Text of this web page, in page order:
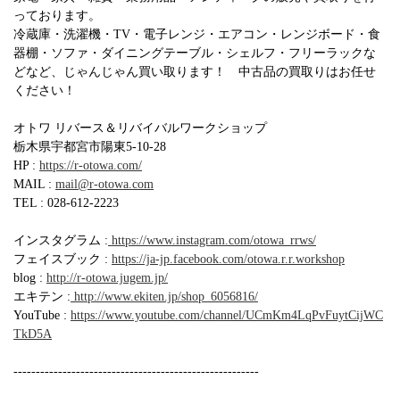
っております。
冷蔵庫・洗濯機・TV・電子レンジ・エアコン・レンジボード・食
器棚・ソファ・ダイニングテーブル・シェルフ・フリーラックな
どなど、じゃんじゃん買い取ります！ 中古品の買取りはお任せ
ください！
オトワ リバース＆リバイバルワークショップ
栃木県宇都宮市陽東5-10-28
HP : https://r-otowa.com/
MAIL : mail@r-otowa.com
TEL : 028-612-2223
インスタグラム : https://www.instagram.com/otowa_rrws/
フェイスブック : https://ja-jp.facebook.com/otowa.r.r.workshop
blog : http://r-otowa.jugem.jp/
エキテン : http://www.ekiten.jp/shop_6056816/
YouTube : https://www.youtube.com/channel/UCmKm4LqPvFuytCijWC
TkD5A
-------------------------------------------------------